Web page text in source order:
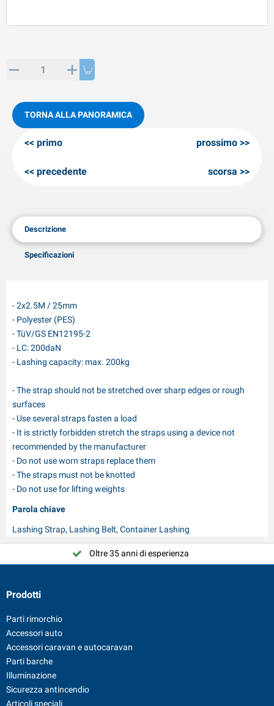
TORNA ALLA PANORAMICA
primo
precedente
prossimo
scorsa
Descrizione
Specificazioni
- 2x2.5M / 25mm
- Polyester (PES)
- TüV/GS EN12195-2
- LC: 200daN
- Lashing capacity: max. 200kg
- The strap should not be stretched over sharp edges or rough
surfaces
- Use several straps fasten a load
- It is strictly forbidden stretch the straps using a device not
recommended by the manufacturer
- Do not use worn straps replace them
- The straps must not be knotted
- Do not use for lifting weights
Parola chiave
Lashing Strap, Lashing Belt, Container Lashing
Oltre 35 anni di esperienza
Prodotti
Parti rimorchio
Accessori auto
Accessori caravan e autocaravan
Parti barche
Illuminazione
Sicurezza antincendio
Articoli speciali